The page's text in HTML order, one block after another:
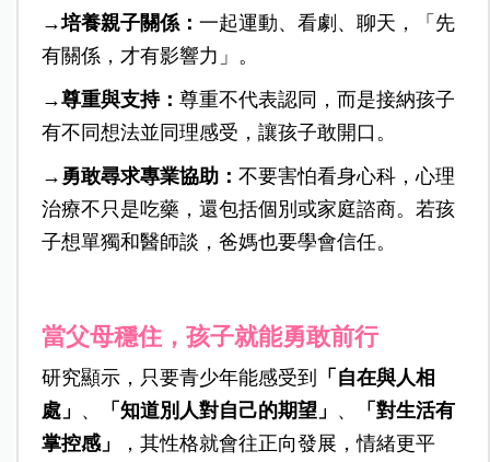
→培養親子關係： 一起運動、看劇、聊天，「先
有關係，才有影響力」。
→尊重與支持： 尊重不代表認同，而是接納孩子
有不同想法並同理感受，讓孩子敢開口。
→勇敢尋求專業協助： 不要害怕看身心科，心理
治療不只是吃藥，還包括個別或家庭諮商。若孩
子想單獨和醫師談，爸媽也要學會信任。
當父母穩住，孩子就能勇敢前行
研究顯示，只要青少年能感受到
「自在與人相
處」 、 「知道別人對自己的期望」 、
「對生活有
掌控感」
，其性格就會往正向發展，情緒更平